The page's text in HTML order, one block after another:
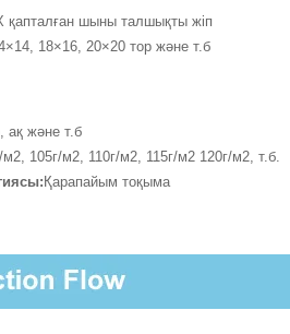
қапталған шыны талшықты жіп
18×16, 20×20 тор және т.б
ақ және т.б
м2, 105г/м2, 110г/м2, 115г/м2 120г/м2, т.б.
Қарапайым тоқыма